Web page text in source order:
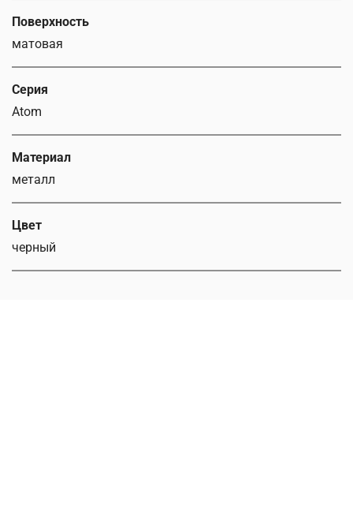
Поверхность
матовая
Серия
Atom
Материал
металл
Цвет
черный